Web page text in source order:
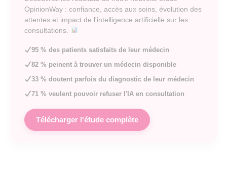
OpinionWay : confiance, accès aux soins, évolution des
attentes et impact de l'intelligence artificielle sur les
consultations.
95 % des patients satisfaits de leur médecin
82 % peinent à trouver un médecin disponible
33 % doutent parfois du diagnostic de leur médecin
71 % veulent pouvoir refuser l'IA en consultation
Télécharger l'étude complète